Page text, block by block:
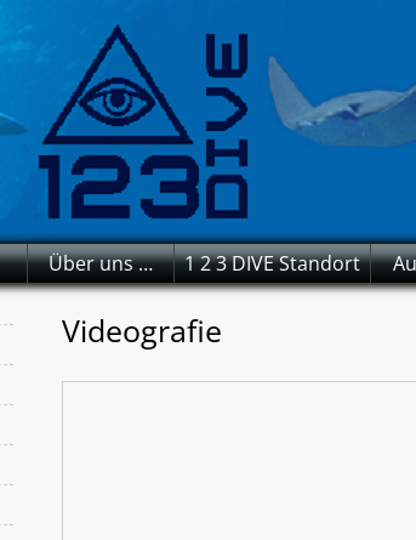
Über uns … 1 2 3 DIVE Standort
Videografie